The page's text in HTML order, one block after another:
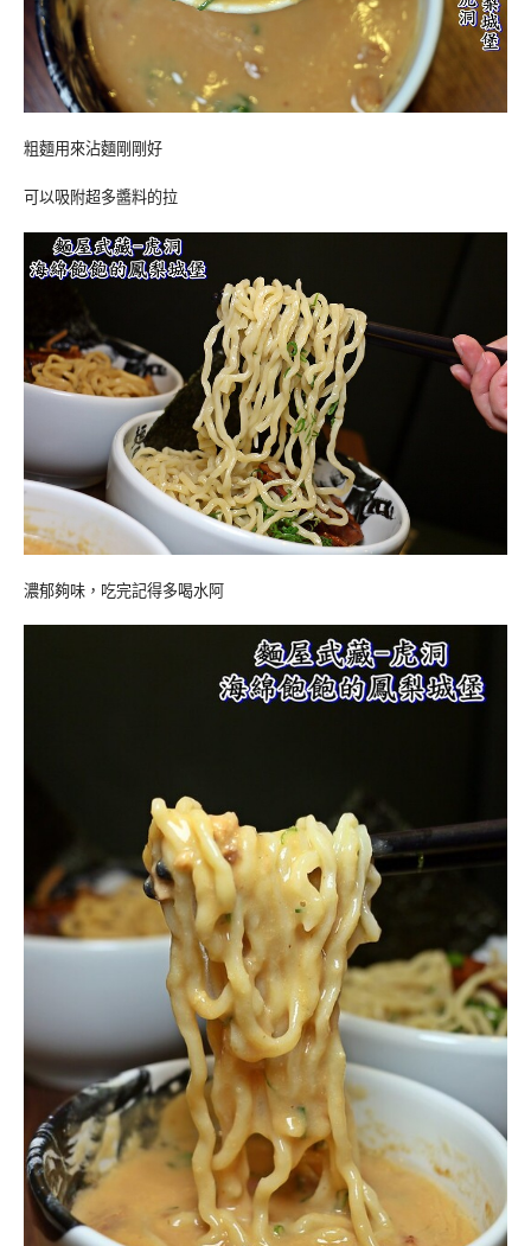
粗麵用來沾麵剛剛好
可以吸附超多醬料的拉
濃郁夠味，吃完記得多喝水阿